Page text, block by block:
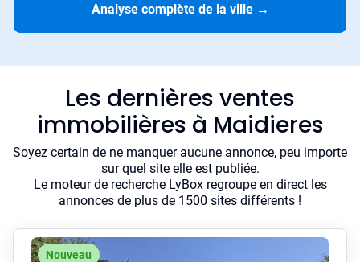
Analyse complète de la ville →
Les dernières ventes
immobilières à Maidieres
Soyez certain de ne manquer aucune annonce, peu importe
sur quel site elle est publiée.
Le moteur de recherche LyBox regroupe en direct les
annonces de plus de 1500 sites différents !
Nouveau